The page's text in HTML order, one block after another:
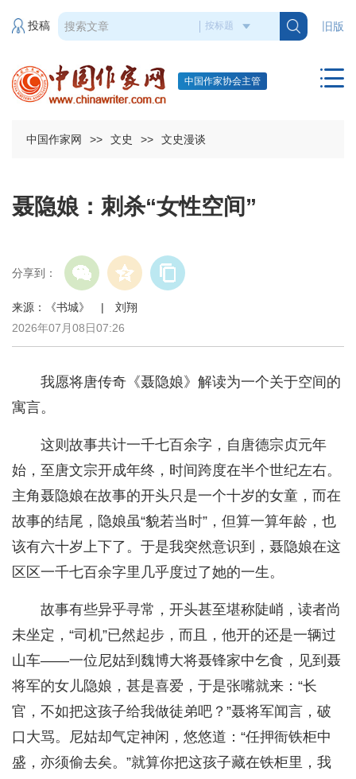
旧版
投稿
中国作家协会主管
中国作家网 >> 文史 >> 文史漫谈
聂隐娘：刺杀“女性空间”
分享到：
来源：《书城》 | 刘翔
2026年07月08日07:26
我愿将唐传奇《聂隐娘》解读为一个关于空间的
寓言。
这则故事共计一千七百余字，自唐德宗贞元年
始，至唐文宗开成年终，时间跨度在半个世纪左右。
主角聂隐娘在故事的开头只是一个十岁的女童，而在
故事的结尾，隐娘虽“貌若当时”，但算一算年龄，也
该有六十岁上下了。于是我突然意识到，聂隐娘在这
区区一千七百余字里几乎度过了她的一生。
故事有些异乎寻常，开头甚至堪称陡峭，读者尚
未坐定，“司机”已然起步，而且，他开的还是一辆过
山车——一位尼姑到魏博大将聂锋家中乞食，见到聂
将军的女儿隐娘，甚是喜爱，于是张嘴就来：“长
官，不如把这孩子给我做徒弟吧？”聂将军闻言，破
口大骂。尼姑却气定神闲，悠悠道：“任押衙铁柜中
盛，亦须偷去矣。”就算你把这孩子藏在铁柜里，我